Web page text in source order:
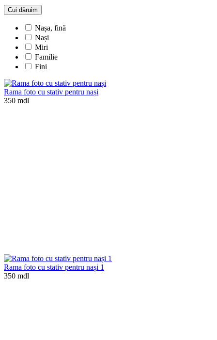
Cui dăruim
Nașa, fină
Nași
Miri
Familie
Fini
Rama foto cu stativ pentru nași
350 mdl
Rama foto cu stativ pentru nași 1
350 mdl